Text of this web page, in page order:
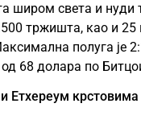
широм света и нуди
тржишта, као и 25
полуга је
од 68 долара по
и Етхереум